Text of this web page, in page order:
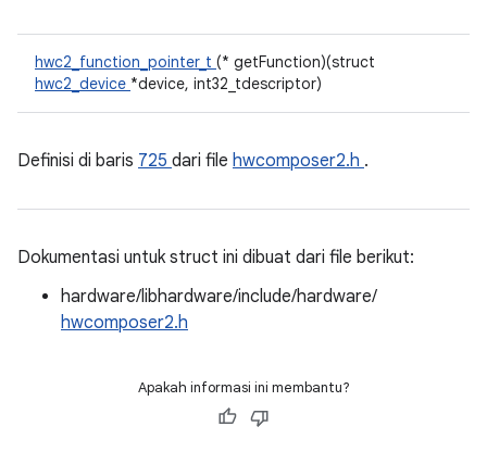
hwc2_function_pointer_t (* getFunction)(struct
hwc2_device *device, int32_tdescriptor)
Definisi di baris 725 dari file hwcomposer2.h .
Dokumentasi untuk struct ini dibuat dari file berikut:
hardware/libhardware/include/hardware/
hwcomposer2.h
Apakah informasi ini membantu?